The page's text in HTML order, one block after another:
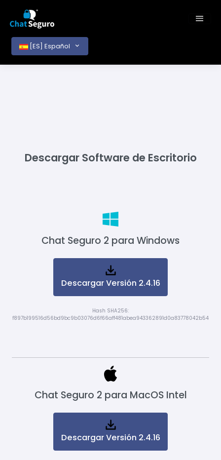
[ES] Español
Descargar Software de Escritorio
Chat Seguro 2 para Windows
Descargar Versión 2.4.16
Hash SHA256:
f897b199516d56bd9bc9b03076d6f66aff481abea943362891d0a83778042b54
Chat Seguro 2 para MacOS Intel
Descargar Versión 2.4.16